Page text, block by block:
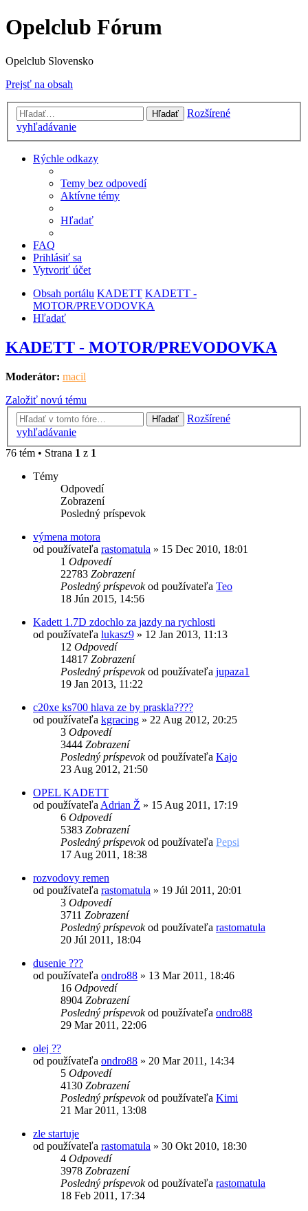
Opelclub Fórum
Opelclub Slovensko
Prejsť na obsah
Hľadať
Rozšírené
vyhľadávanie
Rýchle odkazy
Temy bez odpovedí
Aktívne témy
Hľadať
FAQ
Prihlásiť sa
Vytvoriť účet
Obsah portálu KADETT KADETT -
MOTOR/PREVODOVKA
Hľadať
KADETT - MOTOR/PREVODOVKA
Moderátor: macil
Založiť novú tému
Hľadať
Rozšírené
vyhľadávanie
76 tém • Strana 1 z 1
Témy
Odpovedí
Zobrazení
Posledný príspevok
výmena motora
od používateľa rastomatula » 15 Dec 2010, 18:01
1 Odpovedí
22783 Zobrazení
Posledný príspevokod používateľa Teo
18 Jún 2015, 14:56
Kadett 1.7D zdochlo za jazdy na rychlosti
od používateľa lukasz9 » 12 Jan 2013, 11:13
12 Odpovedí
14817 Zobrazení
Posledný príspevokod používateľa jupaza1
19 Jan 2013, 11:22
c20xe ks700 hlava ze by praskla????
od používateľa kgracing » 22 Aug 2012, 20:25
3 Odpovedí
3444 Zobrazení
Posledný príspevokod používateľa Kajo
23 Aug 2012, 21:50
OPEL KADETT
od používateľa Adrian Ž » 15 Aug 2011, 17:19
6 Odpovedí
5383 Zobrazení
Posledný príspevokod používateľa Pepsi
17 Aug 2011, 18:38
rozvodovy remen
od používateľa rastomatula » 19 Júl 2011, 20:01
3 Odpovedí
3711 Zobrazení
Posledný príspevokod používateľa rastomatula
20 Júl 2011, 18:04
dusenie ???
od používateľa ondro88 » 13 Mar 2011, 18:46
16 Odpovedí
8904 Zobrazení
Posledný príspevokod používateľa ondro88
29 Mar 2011, 22:06
olej ??
od používateľa ondro88 » 20 Mar 2011, 14:34
5 Odpovedí
4130 Zobrazení
Posledný príspevokod používateľa Kimi
21 Mar 2011, 13:08
zle startuje
od používateľa rastomatula » 30 Okt 2010, 18:30
4 Odpovedí
3978 Zobrazení
Posledný príspevokod používateľa rastomatula
18 Feb 2011, 17:34